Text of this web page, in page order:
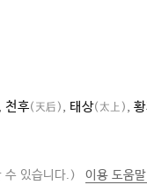
, 천후(天后) , 태상(太上) ,
수 있습니다.) 이용 도움